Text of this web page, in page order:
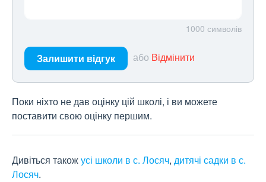
1000 символів
Залишити відгук або Відмінити
Поки ніхто не дав оцінку цій школі, і ви можете
поставити свою оцінку першим.
Дивіться такожусі школи в с. Лосяч, дитячі садки в с.
Лосяч.